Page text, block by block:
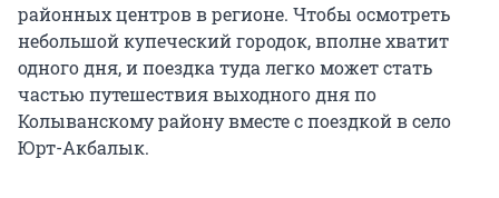
районных центров в регионе. Чтобы осмотреть
небольшой купеческий городок, вполне хватит
одного дня, и поездка туда легко может стать
частью путешествия выходного дня по
Колыванскому району вместе с поездкой в село
Юрт-Акбалык.